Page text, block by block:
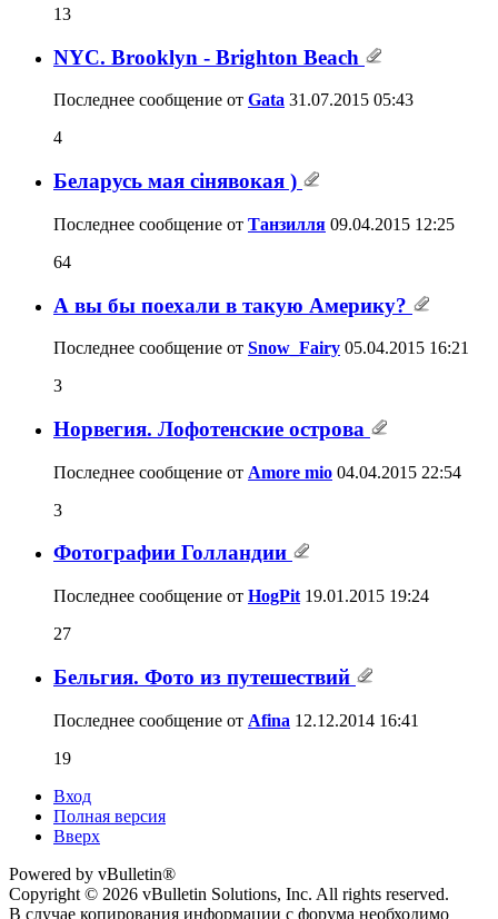
13
NYC. Brooklyn - Brighton Beach
Последнее сообщение от Gata 31.07.2015 05:43
4
Беларусь мая сiнявокая )
Последнее сообщение от Танзилля 09.04.2015 12:25
64
А вы бы поехали в такую Америку?
Последнее сообщение от Snow_Fairy 05.04.2015 16:21
3
Норвегия. Лофотенские острова
Последнее сообщение от Amore mio 04.04.2015 22:54
3
Фотографии Голландии
Последнее сообщение от HogPit 19.01.2015 19:24
27
Бельгия. Фото из путешествий
Последнее сообщение от Afina 12.12.2014 16:41
19
Вход
Полная версия
Вверх
Powered by vBulletin®
Copyright © 2026 vBulletin Solutions, Inc. All rights reserved.
В случае копирования информации с форума необходимо